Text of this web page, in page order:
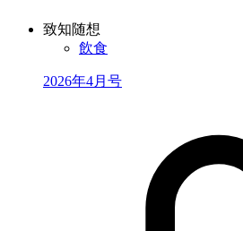
致知随想
飲食
2026年4月号